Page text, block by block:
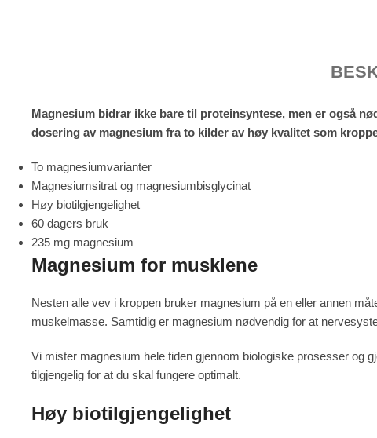
Magnesium bidrar ikke bare til proteinsyntese, men er også
dosering av magnesium fra to kilder av høy kvalitet som
To magnesiumvarianter
Magnesiumsitrat og magnesiumbisglycinat
Høy biotilgjengelighet
60 dagers bruk
235 mg magnesium
Magnesium for musklene
Nesten alle vev i kroppen bruker magnesium på en eller annen
muskelmasse. Samtidig er magnesium nødvendig for at
Vi mister magnesium hele tiden gjennom biologiske prosesser og
tilgjengelig for at du skal fungere optimalt.
Høy biotilgjengelighet